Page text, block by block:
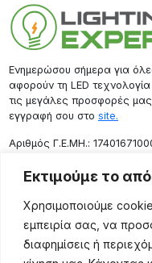
Εκτιμούμε το
Χρησιμοποιούμε
εμπειρία σας, να
διαφημίσεις ή
Ενημερώσου σήμερα για
αφορούν τη LED
τις μεγάλες προσφορές
εγγραφή σου στο site.
Aριθμός Γ.Ε.ΜΗ.:
Επικοινωνία
Ρόδου 133, Αθήνα
(+30) 211 725 5427